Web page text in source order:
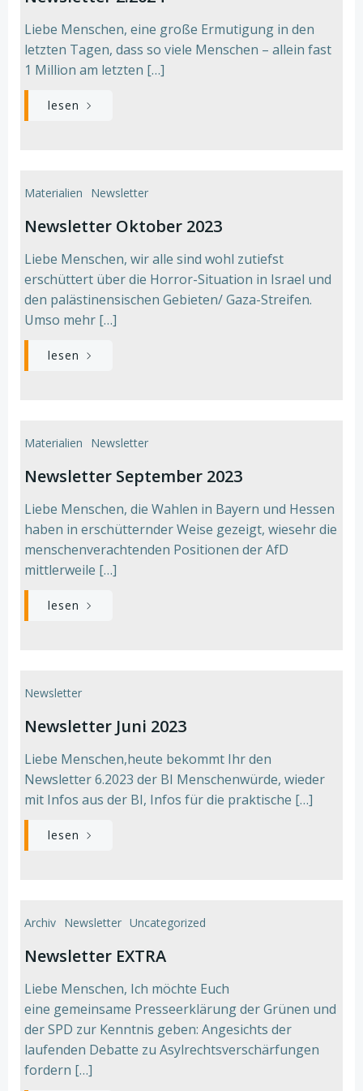
Liebe Menschen, eine große Ermutigung in den
letzten Tagen, dass so viele Menschen – allein fast
1 Million am letzten […]
lesen
Materialien Newsletter
Newsletter Oktober 2023
Liebe Menschen, wir alle sind wohl zutiefst
erschüttert über die Horror-Situation in Israel und
den palästinensischen Gebieten/ Gaza-Streifen.
Umso mehr […]
lesen
Materialien Newsletter
Newsletter September 2023
Liebe Menschen, die Wahlen in Bayern und Hessen
haben in erschütternder Weise gezeigt, wiesehr die
menschenverachtenden Positionen der AfD
mittlerweile […]
lesen
Newsletter
Newsletter Juni 2023
Liebe Menschen,heute bekommt Ihr den
Newsletter 6.2023 der BI Menschenwürde, wieder
mit Infos aus der BI, Infos für die praktische […]
lesen
Archiv Newsletter Uncategorized
Newsletter EXTRA
Liebe Menschen, Ich möchte Euch
eine gemeinsame Presseerklärung der Grünen und
der SPD zur Kenntnis geben: Angesichts der
laufenden Debatte zu Asylrechtsverschärfungen
fordern […]